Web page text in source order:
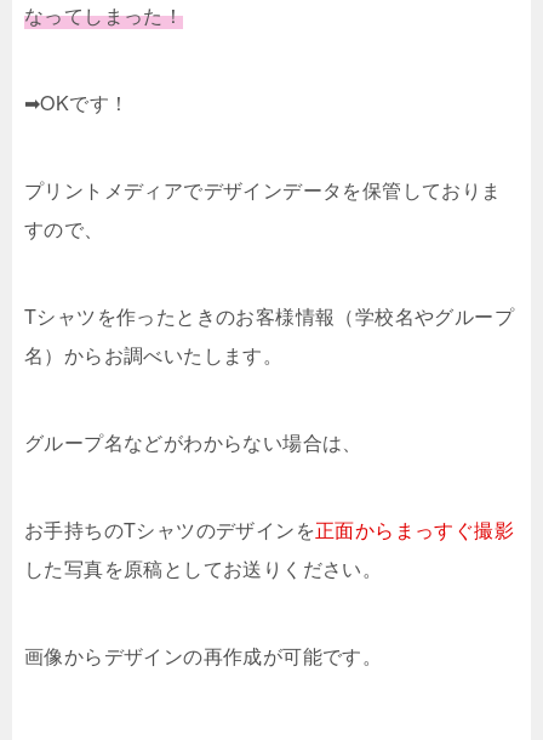
なってしまった！
➡OKです！
プリントメディアでデザインデータを保管しておりま
すので、
Tシャツを作ったときのお客様情報（学校名やグループ
名）からお調べいたします。
グループ名などがわからない場合は、
お手持ちのTシャツのデザインを正面からまっすぐ撮影
した写真を原稿としてお送りください。
画像からデザインの再作成が可能です。